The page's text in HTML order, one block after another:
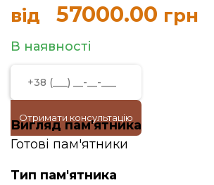
від 57000.00 грн
В наявності
Отримати консультацію
Вигляд пам'ятника
Готові пам'ятники
Тип пам'ятника